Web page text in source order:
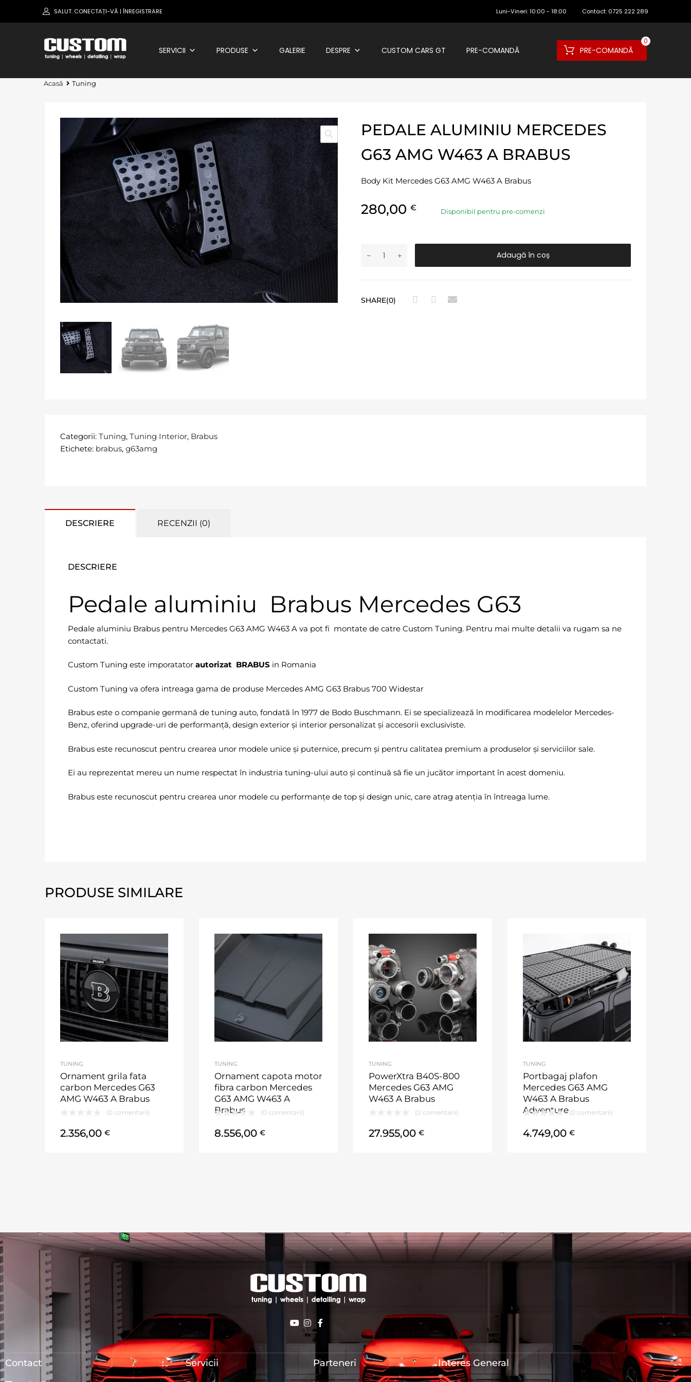
SALUT. CONECTAȚI-VĂ | ÎNREGISTRARE Luni-Vineri:10:00 - 18:00 Contact: 0725 222 289
PRE-COMANDĂ
0
SERVICII PRODUSE GALERIE DESPRE CUSTOM CARS GT PRE-COMANDĂ
Acasă Tuning
PEDALE ALUMINIU MERCEDES
G63 AMG W463 A BRABUS
Body Kit Mercedes G63 AMG W463 A Brabus
280,00 € Disponibil pentru pre-comenzi
Adaugă în coș
SHARE(0)
Categorii: Tuning, Tuning Interior, Brabus
Etichete: brabus, g63amg
DESCRIERE RECENZII (0)
DESCRIERE
Pedale aluminiu Brabus Mercedes G63
Pedale aluminiu Brabus pentru Mercedes G63 AMG W463 A va pot fi montate de catre Custom Tuning. Pentru mai multe detalii va rugam sa ne
contactati.
Custom Tuning este imporatator autorizat BRABUS in Romania
Custom Tuning va ofera intreaga gama de produse Mercedes AMG G63 Brabus 700 Widestar
Brabus este o companie germană de tuning auto, fondată în 1977 de Bodo Buschmann. Ei se specializează în modificarea modelelor Mercedes-
Benz, oferind upgrade-uri de performanță, design exterior și interior personalizat și accesorii exclusiviste.
Brabus este recunoscut pentru crearea unor modele unice și puternice, precum și pentru calitatea premium a produselor și serviciilor sale.
Ei au reprezentat mereu un nume respectat în industria tuning-ului auto și continuă să fie un jucător important în acest domeniu.
Brabus este recunoscut pentru crearea unor modele cu performanțe de top și design unic, care atrag atenția în întreaga lume.
PRODUSE SIMILARE
TUNING
Ornament grila fata
carbon Mercedes G63
AMG W463 A Brabus
(0 comentarii)
2.356,00 €
TUNING
Ornament capota motor
fibra carbon Mercedes
G63 AMG W463 A
Brabus
(0 comentarii)
8.556,00 €
TUNING
PowerXtra B40S-800
Mercedes G63 AMG
W463 A Brabus
(0 comentarii)
27.955,00 €
TUNING
Portbagaj plafon
Mercedes G63 AMG
W463 A Brabus
Adventure(0 comentarii)
4.749,00 €
Contact Servicii Parteneri Interes General